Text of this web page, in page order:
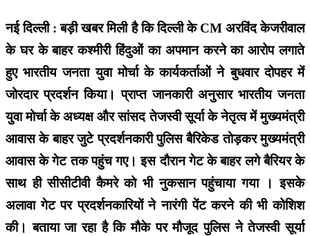
नई दिल्ली : बड़ी खबर मिली है कि दिल्ली के CM अरविंद केजरीवाल
के घर के बाहर कश्मीरी हिंदुओं का अपमान करने का आरोप लगाते
हुए भारतीय जनता युवा मोर्चा के कार्यकर्ताओं ने बुधवार दोपहर में
जोरदार प्रदर्शन किया। प्राप्त जानकारी अनुसार भारतीय जनता
युवा मोर्चा के अध्यक्ष और सांसद तेजस्वी सूर्या के नेतृत्व में मुख्यमंत्री
आवास के बाहर जुटे प्रदर्शनकारी पुलिस बैरिकेड तोड़कर मुख्यमंत्री
आवास के गेट तक पहुंच गए। इस दौरान गेट के बाहर लगे बैरियर के
साथ ही सीसीटीवी कैमरे को भी नुकसान पहुंचाया गया । इसके
अलावा गेट पर प्रदर्शनकारियों ने नारंगी पेंट करने की भी कोशिश
की। बताया जा रहा है कि मौके पर मौजूद पुलिस ने तेजस्वी सूर्या